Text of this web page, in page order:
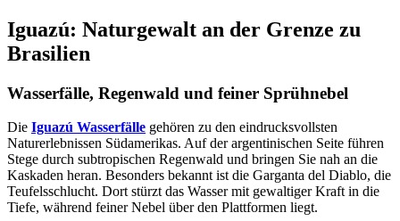
Iguazú: Naturgewalt an der Grenze zu
Brasilien
Wasserfälle, Regenwald und feiner Sprühnebel
Die Iguazú Wasserfälle gehören zu den eindrucksvollsten
Naturerlebnissen Südamerikas. Auf der argentinischen Seite führen
Stege durch subtropischen Regenwald und bringen Sie nah an die
Kaskaden heran. Besonders bekannt ist die Garganta del Diablo, die
Teufelsschlucht. Dort stürzt das Wasser mit gewaltiger Kraft in die
Tiefe, während feiner Nebel über den Plattformen liegt.